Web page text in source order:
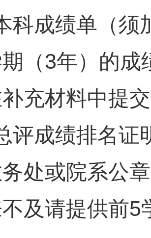
科成绩单（须
（3年）的成
充材料中提
评成绩排名证
处或院系公
及请提供前5